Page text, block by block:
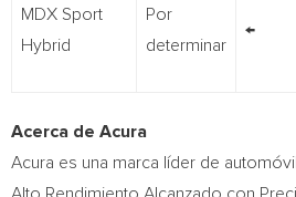
MDX Sport
Hybrid
Por
determinar
←
Acerca de Acura
Acura es una marca líder de